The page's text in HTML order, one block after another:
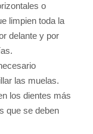
o
limpien toda la
delante y por
las muelas.
los dientes más
que se deben